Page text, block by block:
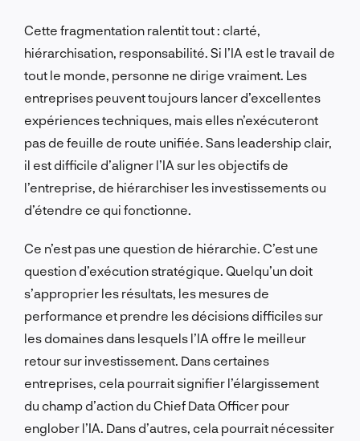
Cette fragmentation ralentit tout : clarté,
hiérarchisation, responsabilité. Si l’IA est le travail de
tout le monde, personne ne dirige vraiment. Les
entreprises peuvent toujours lancer d’excellentes
expériences techniques, mais elles n’exécuteront
pas de feuille de route unifiée. Sans leadership clair,
il est difficile d’aligner l’IA sur les objectifs de
l’entreprise, de hiérarchiser les investissements ou
d’étendre ce qui fonctionne.
Ce n’est pas une question de hiérarchie. C’est une
question d’exécution stratégique. Quelqu’un doit
s’approprier les résultats, les mesures de
performance et prendre les décisions difficiles sur
les domaines dans lesquels l’IA offre le meilleur
retour sur investissement. Dans certaines
entreprises, cela pourrait signifier l’élargissement
du champ d’action du Chief Data Officer pour
englober l’IA. Dans d’autres, cela pourrait nécessiter